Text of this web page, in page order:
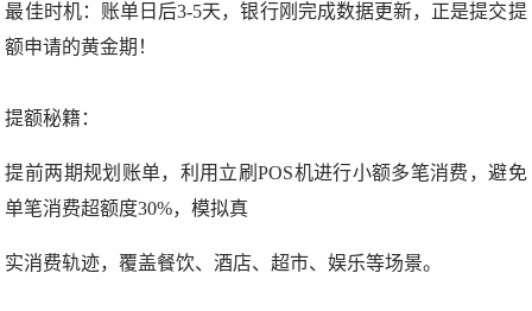
最佳时机：账单日后3-5天，银行刚完成数据更新，正是提交提
额申请的黄金期！
提额秘籍：
提前两期规划账单，利用立刷POS机进行小额多笔消费，避免
单笔消费超额度30%，模拟真
实消费轨迹，覆盖餐饮、酒店、超市、娱乐等场景。